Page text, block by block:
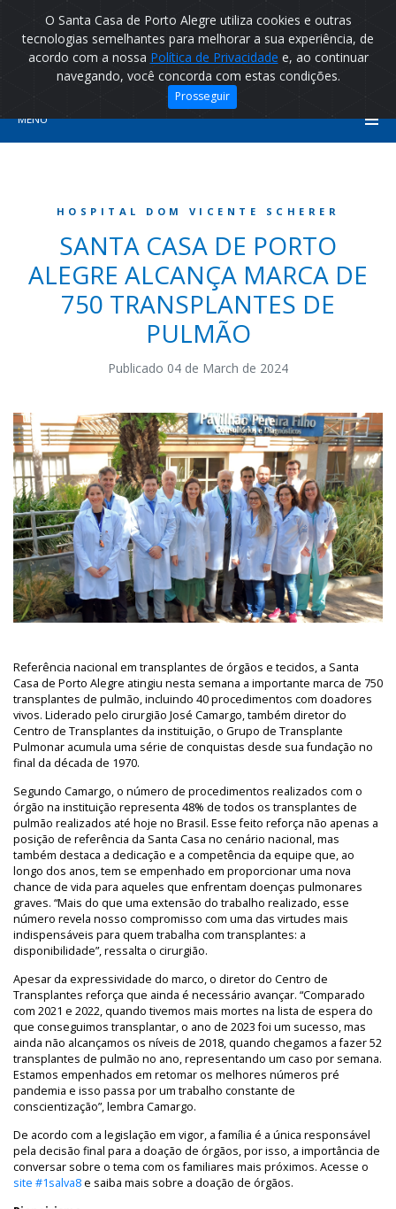
O Santa Casa de Porto Alegre utiliza cookies e outras
tecnologias semelhantes para melhorar a sua experiência, de
acordo com a nossa Política de Privacidade e, ao continuar
navegando, você concorda com estas condições.
Prosseguir
MENU
HOSPITAL DOM VICENTE SCHERER
SANTA CASA DE PORTO
ALEGRE ALCANÇA MARCA DE
750 TRANSPLANTES DE
PULMÃO
Publicado 04 de March de 2024
Referência nacional em transplantes de órgãos e tecidos, a Santa
Casa de Porto Alegre atingiu nesta semana a importante marca de 750
transplantes de pulmão, incluindo 40 procedimentos com doadores
vivos. Liderado pelo cirurgião José Camargo, também diretor do
Centro de Transplantes da instituição, o Grupo de Transplante
Pulmonar acumula uma série de conquistas desde sua fundação no
final da década de 1970.
Segundo Camargo, o número de procedimentos realizados com o
órgão na instituição representa 48% de todos os transplantes de
pulmão realizados até hoje no Brasil. Esse feito reforça não apenas a
posição de referência da Santa Casa no cenário nacional, mas
também destaca a dedicação e a competência da equipe que, ao
longo dos anos, tem se empenhado em proporcionar uma nova
chance de vida para aqueles que enfrentam doenças pulmonares
graves. “Mais do que uma extensão do trabalho realizado, esse
número revela nosso compromisso com uma das virtudes mais
indispensáveis para quem trabalha com transplantes: a
disponibilidade”, ressalta o cirurgião.
Apesar da expressividade do marco, o diretor do Centro de
Transplantes reforça que ainda é necessário avançar. “Comparado
com 2021 e 2022, quando tivemos mais mortes na lista de espera do
que conseguimos transplantar, o ano de 2023 foi um sucesso, mas
ainda não alcançamos os níveis de 2018, quando chegamos a fazer 52
transplantes de pulmão no ano, representando um caso por semana.
Estamos empenhados em retomar os melhores números pré
pandemia e isso passa por um trabalho constante de
conscientização”, lembra Camargo.
De acordo com a legislação em vigor, a família é a única responsável
pela decisão final para a doação de órgãos, por isso, a importância de
conversar sobre o tema com os familiares mais próximos. Acesse o
site #1salva8e saiba mais sobre a doação de órgãos.